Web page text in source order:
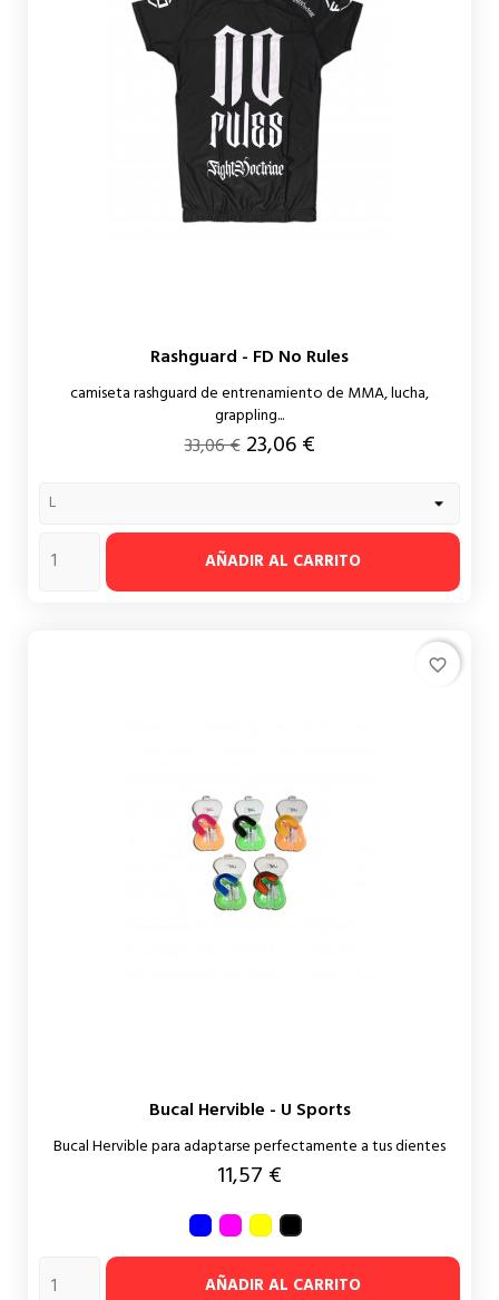
Rashguard - FD No Rules
camiseta rashguard de entrenamiento de MMA, lucha,
grappling...
Precio
33,06 € Precio
23,06 €
AÑADIR AL CARRITO
Bucal Hervible - U Sports
Bucal Hervible para adaptarse perfectamente a tus dientes
Precio
11,57 €
Azul RosaAmarilloNegro
AÑADIR AL CARRITO
favorite_border